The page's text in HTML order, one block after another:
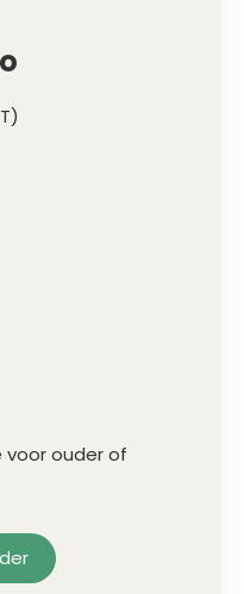
voor ouder of